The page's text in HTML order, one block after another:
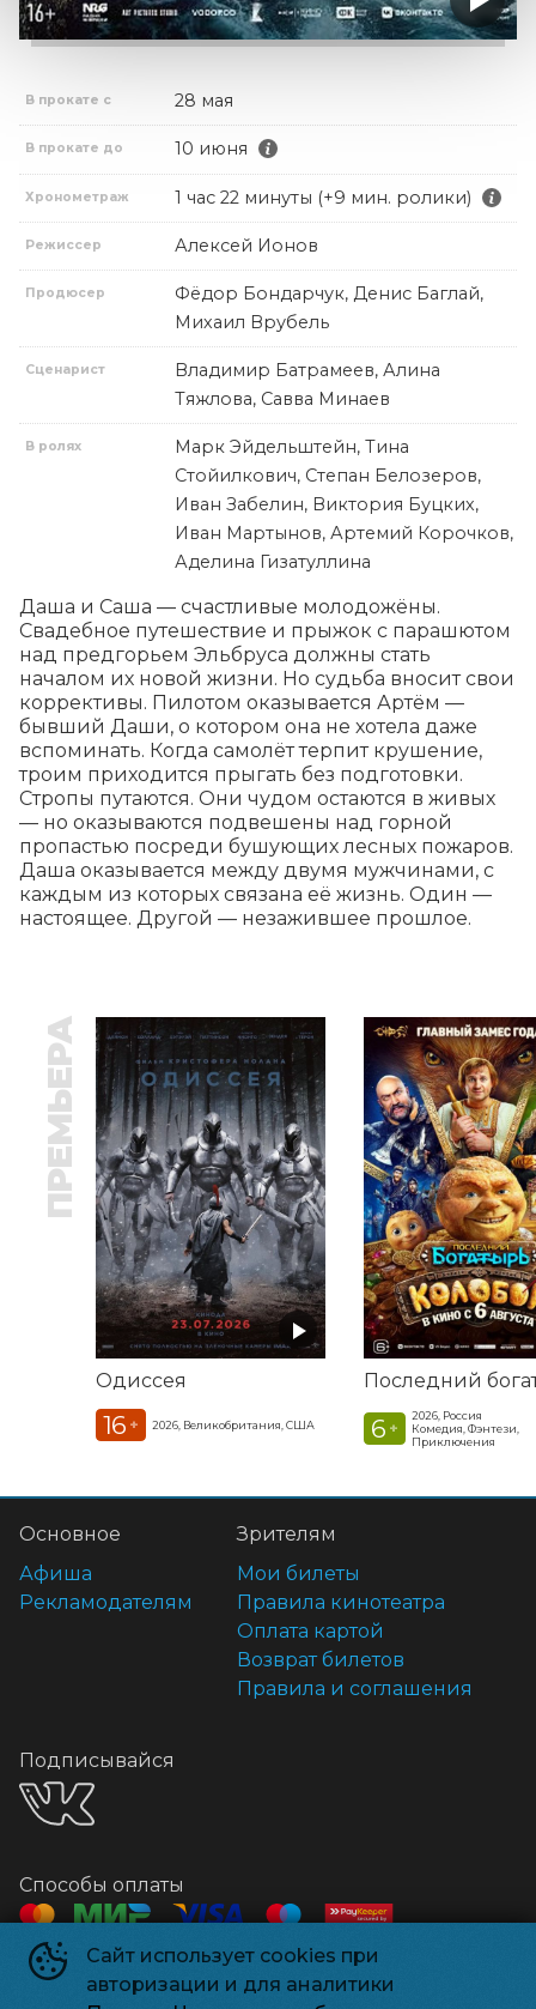
В прокате с 28 мая
В прокате до 10 июня
Хронометраж 1 час 22 минуты (+9 мин. ролики)
Режиссер Алексей Ионов
Продюсер
Фёдор Бондарчук, Денис Баглай,
Михаил Врубель
Сценарист
Владимир Батрамеев, Алина
Тяжлова, Савва Минаев
В ролях
Марк Эйдельштейн, Тина
Стойилкович, Степан Белозеров,
Иван Забелин, Виктория Буцких,
Иван Мартынов, Артемий Корочков,
Аделина Гизатуллина
Даша и Саша — счастливые молодожёны.
Свадебное путешествие и прыжок с парашютом
над предгорьем Эльбруса должны стать
началом их новой жизни. Но судьба вносит свои
коррективы. Пилотом оказывается Артём —
бывший Даши, о котором она не хотела даже
вспоминать. Когда самолёт терпит крушение,
троим приходится прыгать без подготовки.
Стропы путаются. Они чудом остаются в живых
— но оказываются подвешены над горной
пропастью посреди бушующих лесных пожаров.
Даша оказывается между двумя мужчинами, с
каждым из которых связана её жизнь. Один —
настоящее. Другой — незажившее прошлое.
ПРЕМЬЕРА
Одиссея
16 + 2026, Великобритания, США 6 +
2026, Россия
Комедия, Фэнтези,
Приключения
Сайт использует cookies при
авторизации и для аналитики
Основное
Афиша
Рекламодателям
Зрителям
Мои билеты
Правила кинотеатра
Оплата картой
Возврат билетов
Правила и соглашения
Подписывайся
Способы оплаты
Контакты